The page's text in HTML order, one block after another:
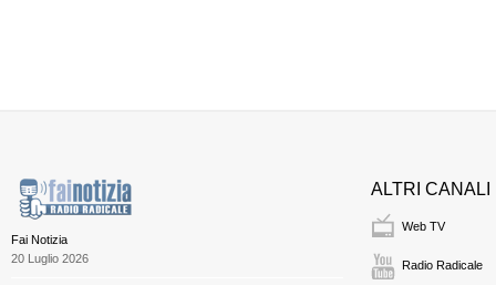
Fai Notizia
20 Luglio 2026
ALTRI CANALI
Web TV
Radio Radicale